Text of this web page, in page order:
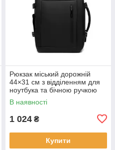
Рюкзак міський дорожній
44×31 см з відділенням для
ноутбука та бічною ручкою
KAY
В наявності
1 024 ₴
Купити